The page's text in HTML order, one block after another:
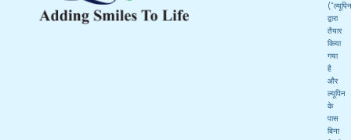
द्वारा
तैयार
किया
गया
है
और
ल्यूपिन
के
पास
बिना